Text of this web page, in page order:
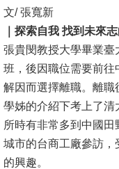
位
研
究
消
息
公
文/ 張寬新
探索自我 找到未來志
張貴閔教授大學畢業臺
班，後因職位需要前往
解因而選擇離職。離
學姊的介紹下考上了
所時有非常多到中國
城市的台商工廠參訪
的興趣。